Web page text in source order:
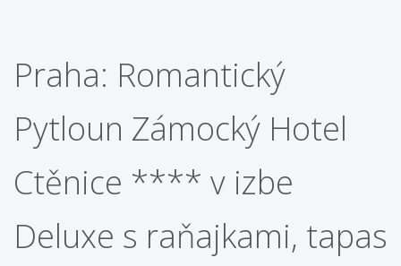
Praha: Romantický
Pytloun Zámocký Hotel
Ctěnice **** v izbe
Deluxe s raňajkami, tapas